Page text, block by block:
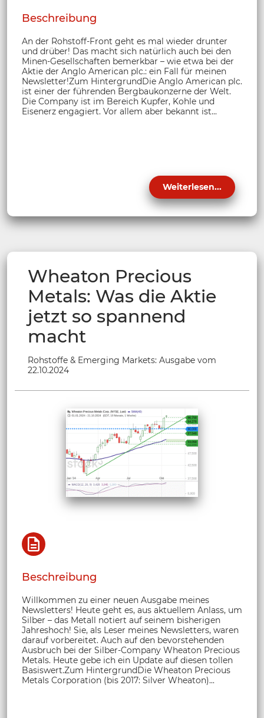
Beschreibung
An der Rohstoff-Front geht es mal wieder drunter
und drüber! Das macht sich natürlich auch bei den
Minen-Gesellschaften bemerkbar – wie etwa bei der
Aktie der Anglo American plc.: ein Fall für meinen
Newsletter!Zum HintergrundDie Anglo American plc.
ist einer der führenden Bergbaukonzerne der Welt.
Die Company ist im Bereich Kupfer, Kohle und
Eisenerz engagiert. Vor allem aber bekannt ist...
Weiterlesen...
Wheaton Precious
Metals: Was die Aktie
jetzt so spannend
macht
Rohstoffe & Emerging Markets: Ausgabe vom
22.10.2024
Beschreibung
Willkommen zu einer neuen Ausgabe meines
Newsletters! Heute geht es, aus aktuellem Anlass, um
Silber – das Metall notiert auf seinem bisherigen
Jahreshoch! Sie, als Leser meines Newsletters, waren
darauf vorbereitet. Auch auf den bevorstehenden
Ausbruch bei der Silber-Company Wheaton Precious
Metals. Heute gebe ich ein Update auf diesen tollen
Basiswert.Zum HintergrundDie Wheaton Precious
Metals Corporation (bis 2017: Silver Wheaton)...